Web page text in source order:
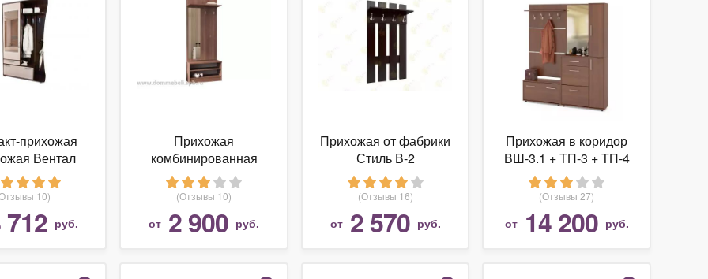
прихожая
Вентал
венге/
дуб
10)
712 руб.
Прихожая
комбинированная
Памир ПВ-4 Ясень
шимо
(Отзывы 10)
от 2 900 руб.
Прихожая от фабрики
Стиль В-2
(Отзывы 16)
от 2 570 руб.
Прихожая в коридор
ВШ-3.1 + ТП-3 + ТП-4
+ ПЗ-4
(Отзывы 27)
от 14 200 руб.